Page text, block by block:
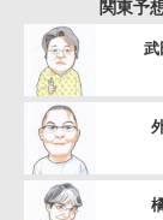
関東予
武